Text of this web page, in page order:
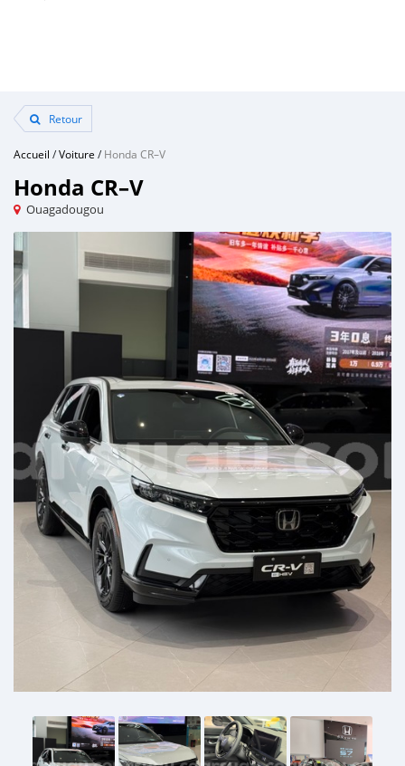
Retour
Accueil /Voiture /Honda CR–V
Honda CR–V
Ouagadougou